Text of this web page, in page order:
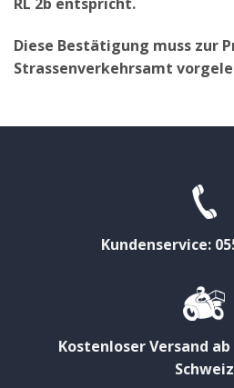
Diese Bestätigung muss zur
Strassenverkehrsamt
Kundenservice:
Kostenloser Versand ab
Schweiz